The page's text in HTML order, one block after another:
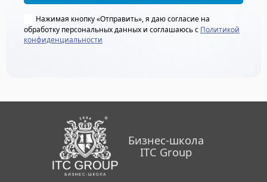
Нажимая кнопку «Отправить», я даю согласие на
обработку персональных данных и соглашаюсь с Политикой
конфиденциальности
Бизнес-школа
ITC Group